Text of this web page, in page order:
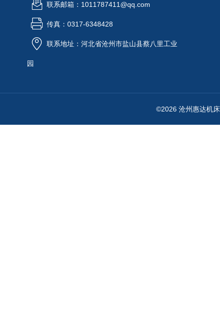
联系邮箱：1011787411@qq.com
传真：0317-6348428
联系地址：河北省沧州市盐山县蔡八里工业
园
©2026 沧州惠达机